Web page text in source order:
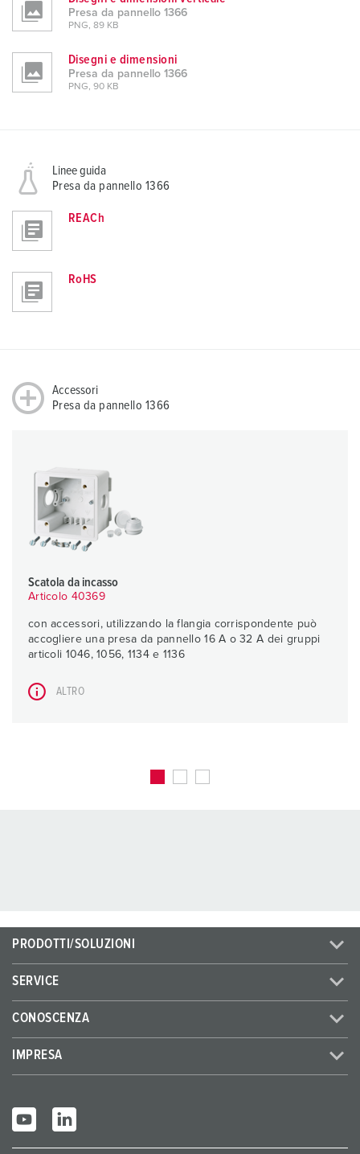
Presa da pannello 1366
PNG, 89 KB
Disegni e dimensioni
Presa da pannello 1366
PNG, 90 KB
Linee guida
Presa da pannello 1366
REACh
RoHS
Accessori
Presa da pannello 1366
Scatola da incasso
Articolo 40369
con accessori, utilizzando la flangia corrispondente può
accogliere una presa da pannello 16 A o 32 A dei gruppi
articoli 1046, 1056, 1134 e 1136
ALTRO
PRODOTTI/SOLUZIONI
SERVICE
CONOSCENZA
IMPRESA